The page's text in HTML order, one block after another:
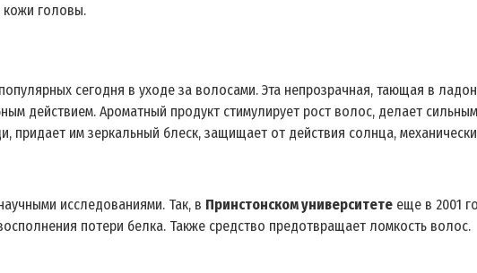
кожи головы.
сегодня в уходе за волосами. Эта непрозрачная, тающая в
действием. Ароматный продукт стимулирует рост волос, делает
придает им зеркальный блеск, защищает от действия солнца,
исследованиями. Так, в Принстонском университете еще в 2001
потери белка. Также средство предотвращает ломкость волос.